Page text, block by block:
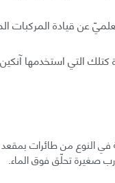
عن قيادة المركبات
في النوع من طائرات
صغيرة تحلّق فوق الماء.